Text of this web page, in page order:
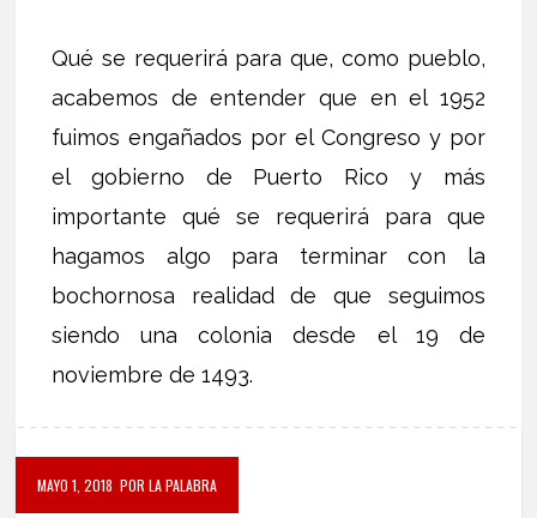
Qué se requerirá para que, como pueblo,
acabemos de entender que en el 1952
fuimos engañados por el Congreso y por
el gobierno de Puerto Rico y más
importante qué se requerirá para que
hagamos algo para terminar con la
bochornosa realidad de que seguimos
siendo una colonia desde el 19 de
noviembre de 1493.
MAYO 1, 2018 POR LA PALABRA